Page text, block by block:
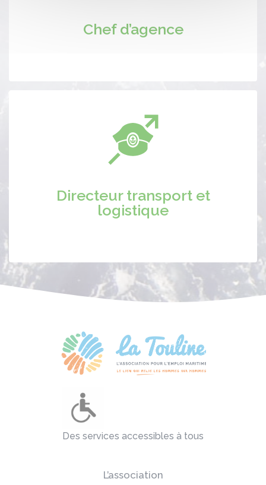
Chef d’agence
Directeur transport et
logistique
Des services accessibles à tous
L’association